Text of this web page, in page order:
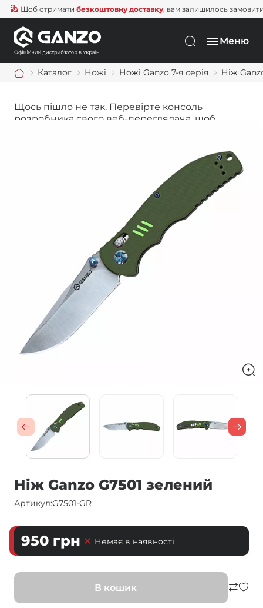
Щоб отриматибезкоштовну доставку, вам залишилось замовити ще
Меню
Каталог Ножі Ножі Ganzo 7-я серія Ніж
Щось пішло не так. Перевірте консоль
розробника свого веб-переглядача, щоб
Ніж Ganzo G7501 зелений
Артикул:G7501-GR
950 грн Немає в наявності
В кошик